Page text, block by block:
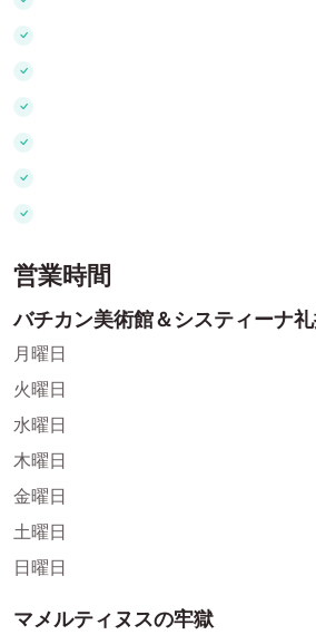
営業時間
バチカン美術館＆システィーナ
月曜日
火曜日
水曜日
木曜日
金曜日
土曜日
日曜日
マメルティヌスの牢獄